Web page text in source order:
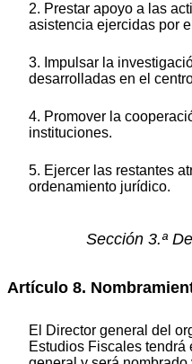
2. Prestar apoyo a las
asistencia ejercidas por
3. Impulsar la
desarrolladas en el
4. Promover la
instituciones.
5. Ejercer las restantes
ordenamiento jurídico.
Sección 3.ª
Artículo 8.
El Director general del
Estudios Fiscales